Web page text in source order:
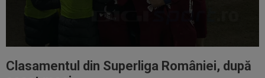
Clasamentul din Superliga României, după